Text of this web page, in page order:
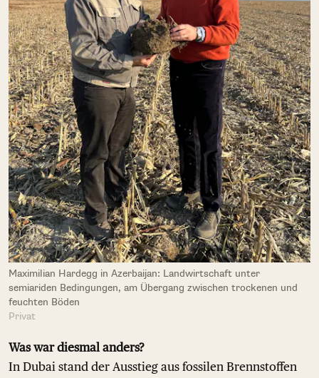
Maximilian Hardegg in Azerbaijan: Landwirtschaft unter
semiariden Bedingungen, am Übergang zwischen trockenen und
feuchten Böden
Privat
Was war diesmal anders?
In Dubai stand der Ausstieg aus fossilen Brennstoffen